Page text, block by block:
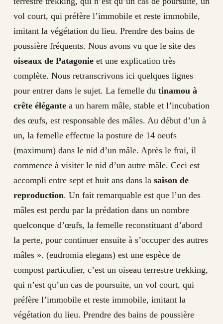
vol court, qui préfère l’immobile et reste immobile,
imitant la végétation du lieu. Prendre des bains de
poussière fréquents. Nous avons vu que le site des
oiseaux de Patagonieet une explication très
complète. Nous retranscrivons ici quelques lignes
pour entrer dans le sujet. La femelle du tinamou à
crête élégantea un harem mâle, stable et l’incubation
des œufs, est responsable des mâles. Au début d’un à
un, la femelle effectue la posture de 14 oeufs
(maximum) dans le nid d’un mâle. Après le frai, il
commence à visiter le nid d’un autre mâle. Ceci est
accompli entre sept et huit ans dans la saison de
reproduction. Un fait remarquable est que l’un des
mâles est perdu par la prédation dans un nombre
quelconque d’œufs, la femelle reconstituant d’abord
la perte, pour continuer ensuite à s’occuper des autres
mâles ». (eudromia elegans) est une espèce de
compost particulier, c’est un oiseau terrestre trekking,
qui n’est qu’un cas de poursuite, un vol court, qui
préfère l’immobile et reste immobile, imitant la
végétation du lieu. Prendre des bains de poussière